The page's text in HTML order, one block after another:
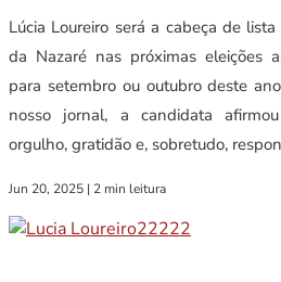
Lúcia Loureiro será a cabeça de
da Nazaré nas próximas eleições
para setembro ou outubro deste
nosso jornal, a candidata
orgulho, gratidão e, sobretudo,
Jun 20, 2025 | 2 min leitura